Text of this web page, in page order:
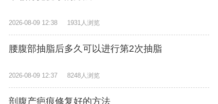
2026-08-09 12:38 1931人浏览
腰腹部抽脂后多久可以进行第2次抽脂
2026-08-09 12:37 8248人浏览
剖腹产疤痕修复好的方法